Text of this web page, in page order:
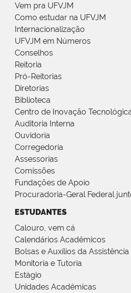
Vem pra UFVJM
Como estudar na UFVJM
Internacionalização
UFVJM em Números
Conselhos
Reitoria
Pró-Reitorias
Diretorias
Biblioteca
Centro de Inovação
Auditoria Interna
Ouvidoria
Corregedoria
Assessorias
Comissões
Fundações de Apoio
Procuradoria-Geral Federal
ESTUDANTES
Calouro, vem cá
Calendários Acadêmicos
Bolsas e Auxílios da
Monitoria e Tutoria
Estágio
Unidades Acadêmicas